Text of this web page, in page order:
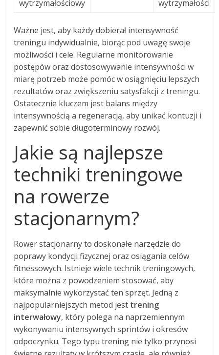
wytrzymałościowy wytrzymałości
Ważne jest, aby każdy dobierał intensywność
treningu indywidualnie, biorąc pod uwagę swoje
możliwości i cele. Regularne monitorowanie
postępów oraz dostosowywanie intensywności w
miarę potrzeb może pomóc w osiągnięciu lepszych
rezultatów oraz zwiększeniu satysfakcji z treningu.
Ostatecznie kluczem jest balans między
intensywnością a regeneracją, aby unikać kontuzji i
zapewnić sobie długoterminowy rozwój.
Jakie są najlepsze
techniki treningowe
na rowerze
stacjonarnym?
Rower stacjonarny to doskonałe narzędzie do
poprawy kondycji fizycznej oraz osiągania celów
fitnessowych. Istnieje wiele technik treningowych,
które można z powodzeniem stosować, aby
maksymalnie wykorzystać ten sprzęt. Jedną z
najpopularniejszych metod jest trening
interwałowy, który polega na naprzemiennym
wykonywaniu intensywnych sprintów i okresów
odpoczynku. Tego typu trening nie tylko przynosi